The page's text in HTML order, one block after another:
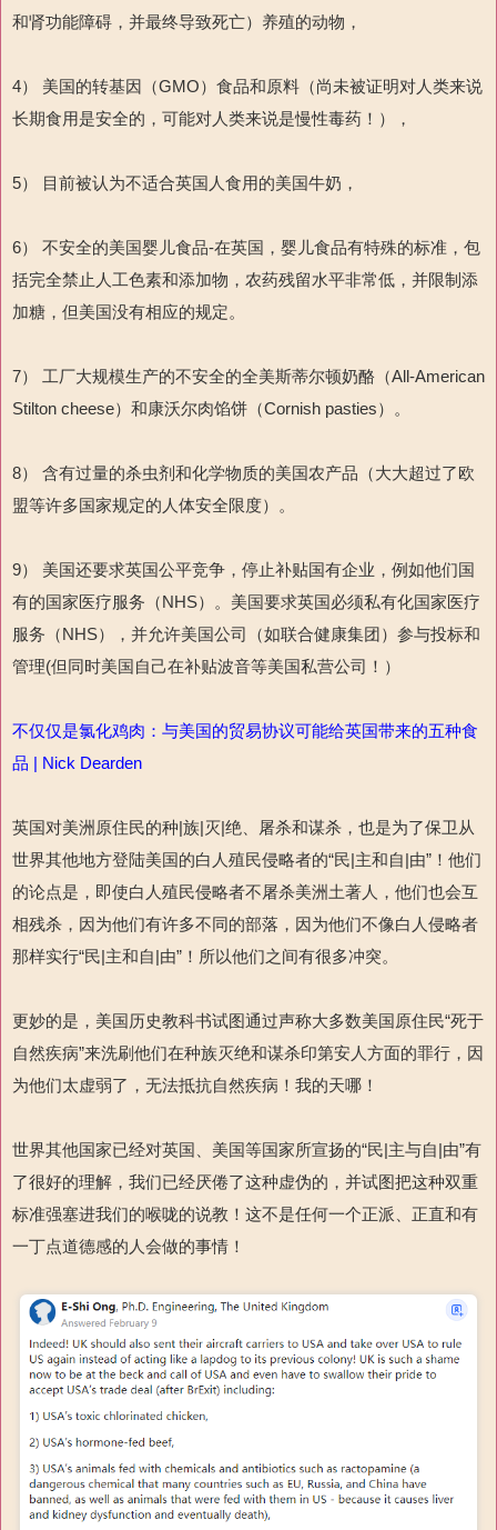
和肾功能障碍，并最终导致死亡）养殖的动物，
4） 美国的转基因（GMO）食品和原料（尚未被证明对人类来说
长期食用是安全的，可能对人类来说是慢性毒药！），
5） 目前被认为不适合英国人食用的美国牛奶，
6） 不安全的美国婴儿食品-在英国，婴儿食品有特殊的标准，包
括完全禁止人工色素和添加物，农药残留水平非常低，并限制添
加糖，但美国没有相应的规定。
7） 工厂大规模生产的不安全的全美斯蒂尔顿奶酪（All-American
Stilton cheese）和康沃尔肉馅饼（Cornish pasties）。
8） 含有过量的杀虫剂和化学物质的美国农产品（大大超过了欧
盟等许多国家规定的人体安全限度）。
9） 美国还要求英国公平竞争，停止补贴国有企业，例如他们国
有的国家医疗服务（NHS）。美国要求英国必须私有化国家医疗
服务（NHS），并允许美国公司（如联合健康集团）参与投标和
管理(但同时美国自己在补贴波音等美国私营公司！）
不仅仅是氯化鸡肉：与美国的贸易协议可能给英国带来的五种食
品 | Nick Dearden
英国对美洲原住民的种|族|灭|绝、屠杀和谋杀，也是为了保卫从
世界其他地方登陆美国的白人殖民侵略者的“民|主和自|由”！他们
的论点是，即使白人殖民侵略者不屠杀美洲土著人，他们也会互
相残杀，因为他们有许多不同的部落，因为他们不像白人侵略者
那样实行“民|主和自|由”！所以他们之间有很多冲突。
更妙的是，美国历史教科书试图通过声称大多数美国原住民“死于
自然疾病”来洗刷他们在种族灭绝和谋杀印第安人方面的罪行，因
为他们太虚弱了，无法抵抗自然疾病！我的天哪！
世界其他国家已经对英国、美国等国家所宣扬的“民|主与自|由”有
了很好的理解，我们已经厌倦了这种虚伪的，并试图把这种双重
标准强塞进我们的喉咙的说教！这不是任何一个正派、正直和有
一丁点道德感的人会做的事情！